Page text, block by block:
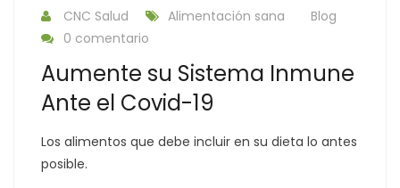
CNC Salud Alimentación sana
Blog
0 comentario
Aumente su Sistema Inmune
Ante el Covid-19
Los alimentos que debe incluir en su dieta lo antes
posible.